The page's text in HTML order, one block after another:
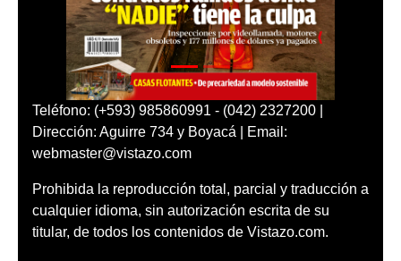
Teléfono: (+593) 985860991 - (042) 2327200 |
Dirección: Aguirre 734 y Boyacá | Email:
webmaster@vistazo.com
Prohibida la reproducción total, parcial y traducción a
cualquier idioma, sin autorización escrita de su
titular, de todos los contenidos de Vistazo.com.